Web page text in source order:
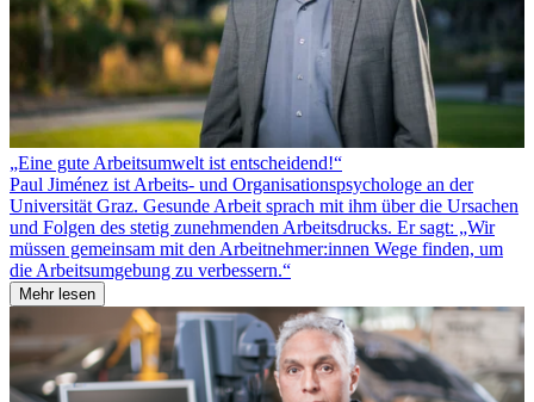
„Eine gute Arbeitsumwelt ist entscheidend!“
Paul Jiménez ist Arbeits- und Organisationspsychologe an der
Universität Graz. Gesunde Arbeit sprach mit ihm über die Ursachen
und Folgen des stetig zunehmenden Arbeitsdrucks. Er sagt: „Wir
müssen gemeinsam mit den Arbeitnehmer:innen Wege finden, um
die Arbeitsumgebung zu verbessern.“
Mehr lesen